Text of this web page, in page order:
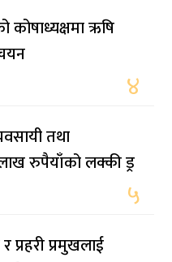
कोषाध्यक्षमा ऋषि
४
तथा
लाख रुपैयाँको लक्की ड्र
५
प्रहरी प्रमुखलाई